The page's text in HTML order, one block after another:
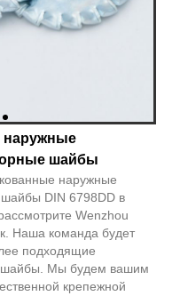
наружные
шайбы
наружные
шайбы DIN 6798DD в
Wenzhou
Наша команда будет
подходящие
шайбы. Мы будем вашим
крепежной